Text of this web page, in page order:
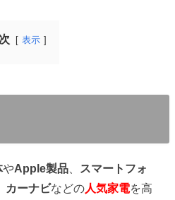
表示
やApple製品
スマートフォ
カーナビなどの人気家電を高